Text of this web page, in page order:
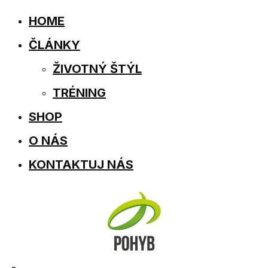
HOME
ČLÁNKY
ŽIVOTNÝ ŠTÝL
TRÉNING
SHOP
O NÁS
KONTAKTUJ NÁS